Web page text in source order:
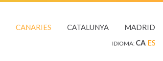
CANARIES CATALUNYA MADRID
IDIOMA: CA ES